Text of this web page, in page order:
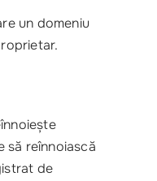
un domeniu
să reînnoiască
de